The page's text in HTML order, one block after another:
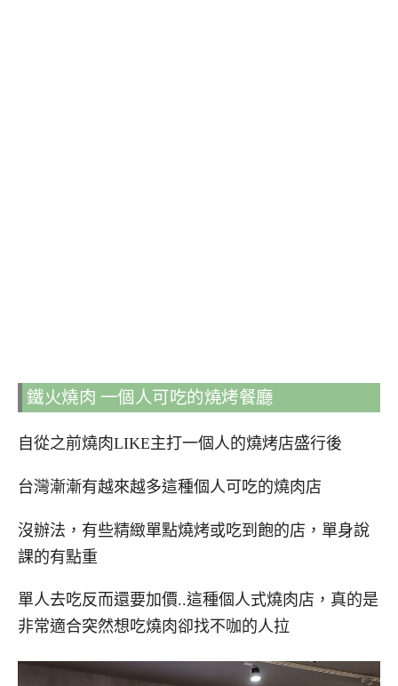
鐵火燒肉 一個人可吃的燒烤餐廳
自從之前燒肉LIKE主打一個人的燒烤店盛行後
台灣漸漸有越來越多這種個人可吃的燒肉店
沒辦法，有些精緻單點燒烤或吃到飽的店，單身說
課的有點重
單人去吃反而還要加價..這種個人式燒肉店，真的是
非常適合突然想吃燒肉卻找不咖的人拉